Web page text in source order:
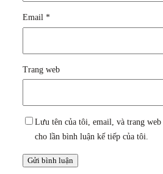
Email *
Trang web
Lưu tên của tôi, email, và trang
cho lần bình luận kế tiếp của tôi.